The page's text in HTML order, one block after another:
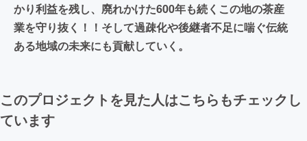
かり利益を残し、廃れかけた600年も続くこの地の茶産
業を守り抜く！！そして過疎化や後継者不足に喘ぐ伝統
ある地域の未来にも貢献していく。
このプロジェクトを見た人はこちらもチェックし
ています